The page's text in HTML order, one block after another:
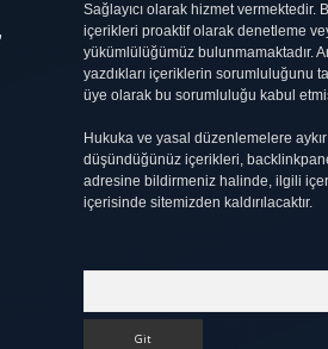
Sağlayıcı olarak hizmet vermektedir.
içerikleri proaktif olarak denetleme
yükümlülüğümüz bulunmamaktadır.
yazdıkları içeriklerin sorumluluğunu
üye olarak bu sorumluluğu kabul
Hukuka ve yasal düzenlemelere
düşündüğünüz içerikleri,
adresine bildirmeniz halinde, ilgili
içerisinde sitemizden kaldırılacaktır.